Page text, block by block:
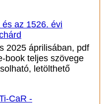
az 1526. évi
2025 áprilisában, pdf
book teljes szövege
letölthető
CaR -